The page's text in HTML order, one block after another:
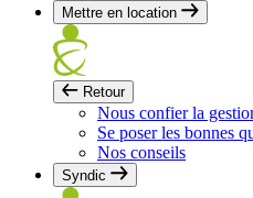
Mettre en location
Retour
Nous confier la
Se poser les bonnes
Nos conseils
Syndic